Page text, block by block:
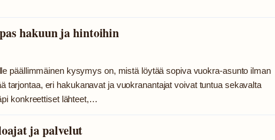
hakuun ja hintoihin
päällimmäinen kysymys on, mistä löytää sopiva vuokra-asunto ilman
tarjontaa, eri hakukanavat ja vuokranantajat voivat tuntua sekavalta
konkreettiset lähteet,…
ja palvelut